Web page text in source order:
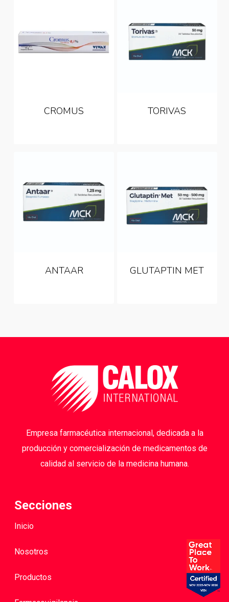
CROMUS TORIVAS
ANTAAR GLUTAPTIN MET
Empresa farmacéutica internacional, dedicada a la
producción y comercialización de medicamentos de
calidad al servicio de la medicina humana.
Secciones
Inicio
Nosotros
Productos